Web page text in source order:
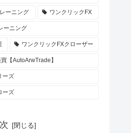
ーニング ワンクリックFX
ーニング
ワンクリックFXクローザー
【AutoArwTrade】
ーズ
ーズ